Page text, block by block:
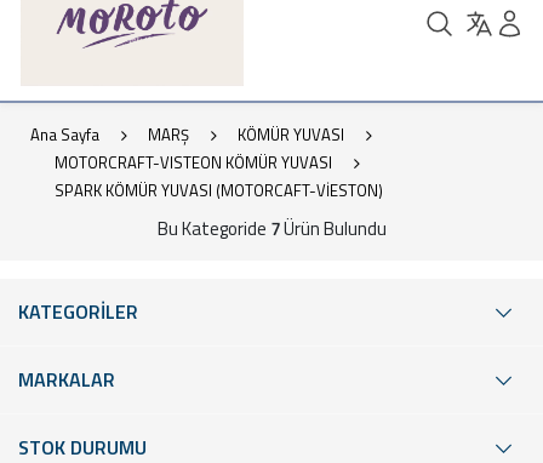
Ana Sayfa MARŞ
KÖMÜR YUVASI
MOTORCRAFT-VISTEON KÖMÜR YUVASI
SPARK KÖMÜR YUVASI (MOTORCAFT-VİESTON)
Bu Kategoride 7Ürün Bulundu
KATEGORİLER
MARKALAR
STOK DURUMU